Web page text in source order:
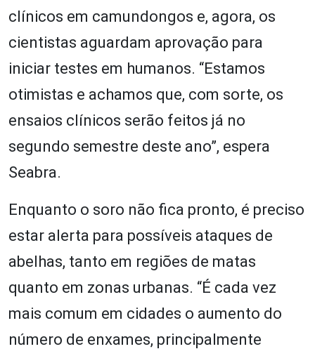
clínicos em camundongos e, agora, os
cientistas aguardam aprovação para
iniciar testes em humanos. “Estamos
otimistas e achamos que, com sorte, os
ensaios clínicos serão feitos já no
segundo semestre deste ano”, espera
Seabra.
Enquanto o soro não fica pronto, é preciso
estar alerta para possíveis ataques de
abelhas, tanto em regiões de matas
quanto em zonas urbanas. “É cada vez
mais comum em cidades o aumento do
número de enxames, principalmente